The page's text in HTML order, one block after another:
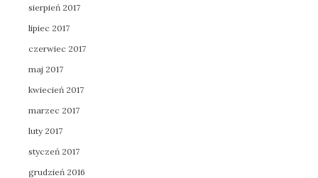
sierpień 2017
lipiec 2017
czerwiec 2017
maj 2017
kwiecień 2017
marzec 2017
luty 2017
styczeń 2017
grudzień 2016